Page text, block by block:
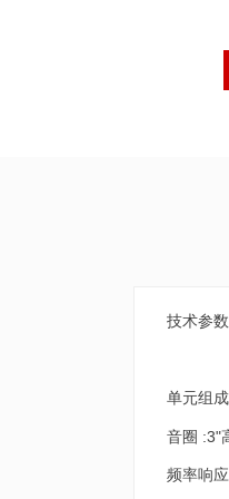
技术参数
单元组
音圈 :3"
频率响